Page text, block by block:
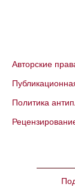
Авторские
Политика